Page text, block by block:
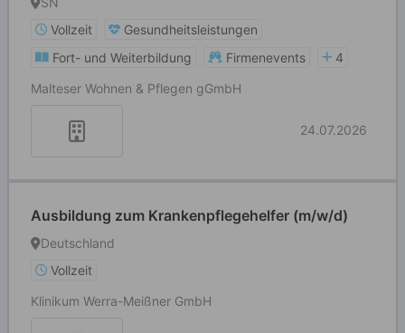
Vollzeit
Gesundheitsleistungen
Fort- und Weiterbildung
Firmenevents
4
Malteser Wohnen & Pflegen gGmbH
24.07.2026
Ausbildung zum Krankenpflegehelfer (m/w/d)
Deutschland
Vollzeit
Klinikum Werra-Meißner GmbH